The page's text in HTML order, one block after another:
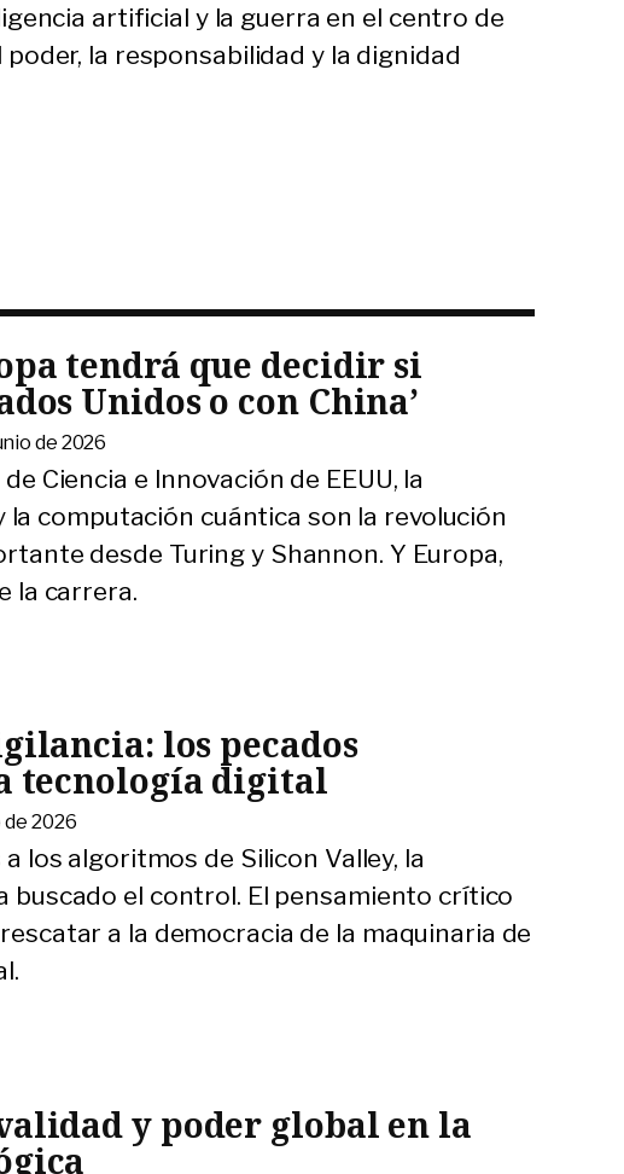
artificial y la guerra en el centro de
la responsabilidad y la dignidad
tendrá que decidir si
Unidos o con China’
de 2026
Ciencia e Innovación de EEUU, la
computación cuántica son la revolución
desde Turing y Shannon. Y Europa,
la carrera.
los pecados
tecnología digital
de 2026
los algoritmos de Silicon Valley, la
buscado el control. El pensamiento crítico
a la democracia de la maquinaria de
y poder global en la